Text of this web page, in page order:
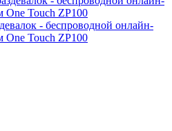
- беспроводной онлайн-
One Touch ZP100